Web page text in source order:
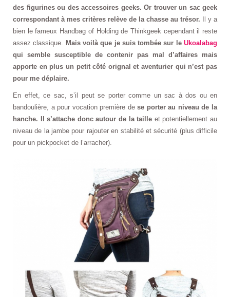
des figurines ou des accessoires geeks. Or trouver un sac geek
correspondant à mes critères relève de la chasse au trésor. Il y a
bien le fameux Handbag of Holding de Thinkgeek cependant il reste
assez classique. Mais voilà que je suis tombée sur leUkoalabag
qui semble susceptible de contenir pas mal d’affaires mais
apporte en plus un petit côté orignal et aventurier qui n’est pas
pour me déplaire.
En effet, ce sac, s’il peut se porter comme un sac à dos ou en
bandoulière, a pour vocation première dese porter au niveau de la
hanche. Il s’attache donc autour de la taille et potentiellement au
niveau de la jambe pour rajouter en stabilité et sécurité (plus difficile
pour un pickpocket de l’arracher).